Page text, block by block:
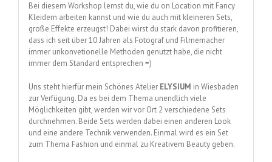
Bei diesem Workshop lernst du, wie du on Location mit Fancy
Kleidern arbeiten kannst und wie du auch mit kleineren Sets,
große Effekte erzeugst! Dabei wirst du stark davon profitieren,
dass ich seit über 10 Jahren als Fotograf und Filmemacher
immer unkonvetionelle Methoden genutzt habe, die nicht
immer dem Standard entsprechen =)
Uns steht hierfür mein Schönes Atelier ELYSIUM in Wiesbaden
zur Verfügung. Da es bei dem Thema unendlich viele
Möglichkeiten gibt, werden wir vor Ort 2 verschiedene Sets
durchnehmen. Beide Sets werden dabei einen anderen Look
und eine andere Technik verwenden. Einmal wird es ein Set
zum Thema Fashion und einmal zu Kreativem Beauty geben.